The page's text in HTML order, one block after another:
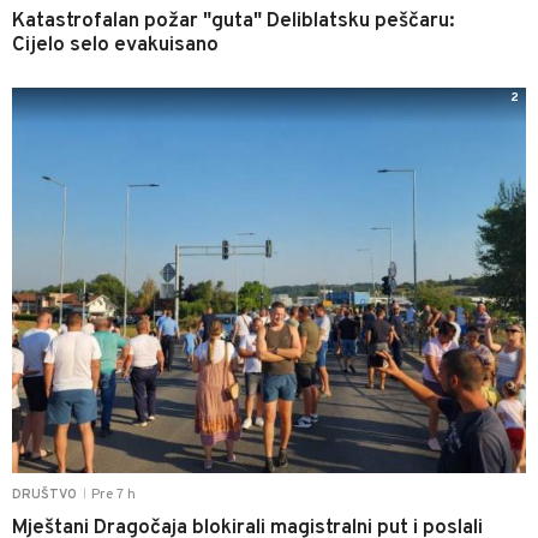
Katastrofalan požar "guta" Deliblatsku peščaru:
Cijelo selo evakuisano
DRUŠTVO Pre 7 h
Mještani Dragočaja blokirali magistralni put i poslali
2